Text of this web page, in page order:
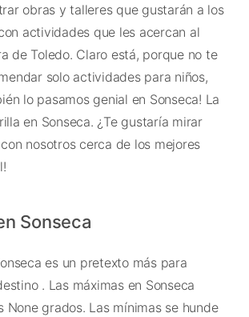
obras y talleres que gustarán a los
actividades que les acercan al
de Toledo. Claro está, porque no te
solo actividades para niños,
lo pasamos genial en Sonseca! La
en Sonseca. ¿Te gustaría mirar
nosotros cerca de los mejores
Sonseca
es un pretexto más para
. Las máximas en Sonseca
None grados. Las mínimas se hunde